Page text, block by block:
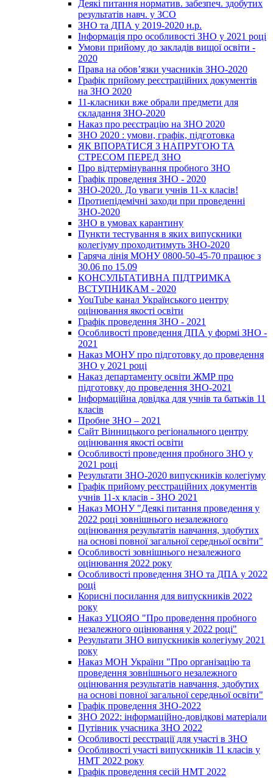
Деякі питання норматив. забезпеч. здобутих
результатів навч. у ЗСО
ЗНО та ДПА у 2019-2020 н.р.
Інформація про особливості ЗНО у 2021 році
Умови прийому до закладів вищої освіти -
2020
Права на обов’язки учасників ЗНО-2020
Графік прийому реєстраційних документів
на ЗНО 2020
11-класники вже обрали предмети для
складання ЗНО-2020
Наказ про реєстрацію на ЗНО 2020
ЗНО 2020 : умови, графік, підготовка
ЯК ВПОРАТИСЯ З НАПРУГОЮ ТА
СТРЕСОМ ПЕРЕД ЗНО
Про відтермінування пробного ЗНО
Графік проведення ЗНО - 2020
ЗНО-2020. До уваги учнів 11-х класів!
Протиепідемічні заходи при проведенні
ЗНО-2020
ЗНО в умовах карантину
Пункти тестування в яких випускники
колегіуму проходитимуть ЗНО-2020
Гаряча лінія МОНУ 0800-50-45-70 працює з
30.06 по 15.09
КОНСУЛЬТАТИВНА ПІДТРИМКА
ВСТУПНИКАМ - 2020
YouTube канал Українського центру
оцінювання якості освіти
Графік проведення ЗНО - 2021
Особливості проведення ДПА у формі ЗНО -
2021
Наказ МОНУ про підготовку до проведення
ЗНО у 2021 році
Наказ департаменту освіти ЖМР про
підготовку до проведення ЗНО-2021
Інформаційна довідка для учнів та батьків 11
класів
Пробне ЗНО – 2021
Сайт Вінницького регіонального центру
оцінювання якості освіти
Особливості проведення пробного ЗНО у
2021 році
Результати ЗНО-2020 випускників колегіуму
Графік прийому реєстраційних документів
учнів 11-х класів - ЗНО 2021
Наказ МОНУ "Деякі питання проведення у
2022 році зовнішнього незалежного
оцінювання результатів навчання, здобутих
на основі повної загальної середньої освіти"
Особливості зовнішнього незалежного
оцінювання 2022 року
Особливості проведення ЗНО та ДПА у 2022
році
Корисні посилання для випускників 2022
року
Наказ УЦОЯО "Про проведення пробного
незалежного оцінювання у 2022 році"
Результати ЗНО випускників колегіуму 2021
року
Наказ МОН України "Про організацію та
проведення зовнішнього незалежного
оцінювання результатів навчання, здобутих
на основі повної загальної середньої освіти"
Графік проведення ЗНО-2022
ЗНО 2022: інформаційно-довідкові матеріали
Путівник учасника ЗНО 2022
Особливості реєстрації для участі в ЗНО
Особливості участі випускників 11 класів у
НМТ 2022 року
Графік проведення сесій НМТ 2022